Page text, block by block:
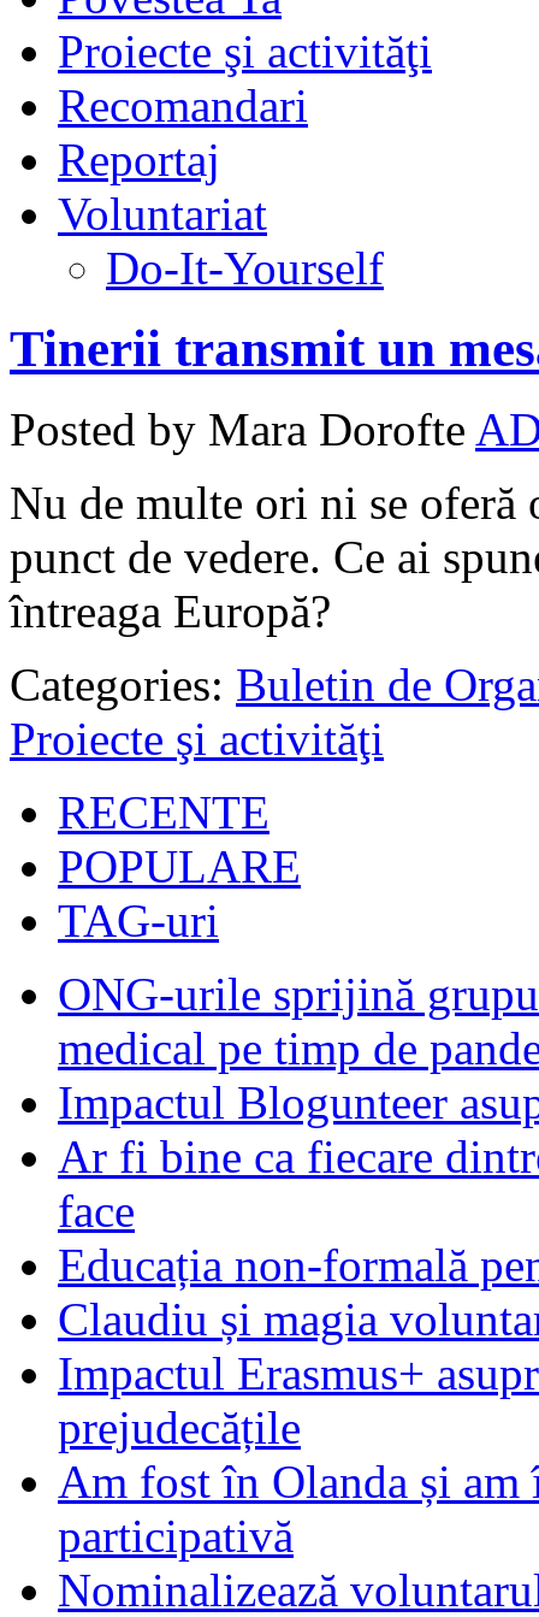
Proiecte şi activităţi
Recomandari
Reportaj
Voluntariat
Do-It-Yourself
Tinerii transmit un
Posted by Mara Dorofte
Nu de multe ori ni se oferă
punct de vedere. Ce ai
întreaga Europă?
Categories: Buletin de
Proiecte şi activităţi
RECENTE
POPULARE
TAG-uri
ONG-urile sprijină
medical pe timp de
Impactul Blogunteer
Ar fi bine ca fiecare
face
Educația non-formală
Claudiu și magia
Impactul Erasmus+
prejudecățile
Am fost în Olanda și am
participativă
Nominalizează